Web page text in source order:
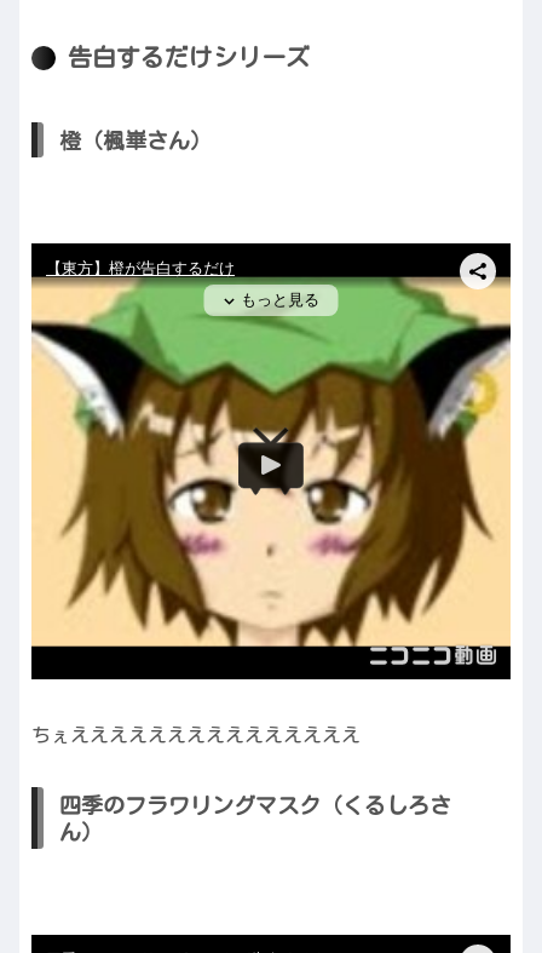
告白するだけシリーズ
橙（楓崋さん）
ちぇえええええええええええええええ
四季のフラワリングマスク（くるしろさ
ん）